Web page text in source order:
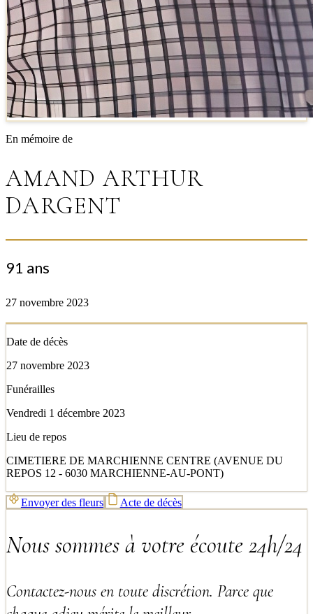
En mémoire de
AMAND ARTHUR
DARGENT
91 ans
27 novembre 2023
Date de décès
27 novembre 2023
Funérailles
Vendredi 1 décembre 2023
Lieu de repos
CIMETIERE DE MARCHIENNE CENTRE (AVENUE DU
REPOS 12 - 6030 MARCHIENNE-AU-PONT)
Envoyer des fleurs Acte de décès
Nous sommes à votre écoute 24h/24
Contactez-nous en toute discrétion. Parce que